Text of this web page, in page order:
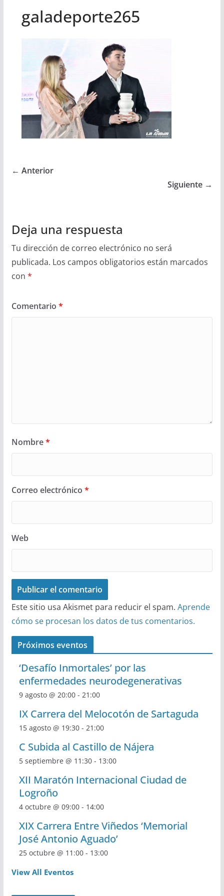
galadeporte265
← Anterior
Siguiente →
Deja una respuesta
Tu dirección de correo electrónico no será
publicada. Los campos obligatorios están marcados
con *
Comentario *
Nombre*
Correo electrónico *
Web
Este sitio usa Akismet para reducir el spam. Aprende
cómo se procesan los datos de tus comentarios.
Próximos eventos
‘Desafío Inmortales’ por las
enfermedades neurodegenerativas
9 agosto @ 20:00- 21:00
IX Carrera del Melocotón de Sartaguda
15 agosto @ 19:30- 21:00
C Subida al Castillo de Nájera
5 septiembre @ 11:30- 13:00
XII Maratón Internacional Ciudad de
Logroño
4 octubre @ 09:00- 14:00
XIX Carrera Entre Viñedos ‘Memorial
José Antonio Aguado’
25 octubre @ 11:00- 13:00
View All Eventos